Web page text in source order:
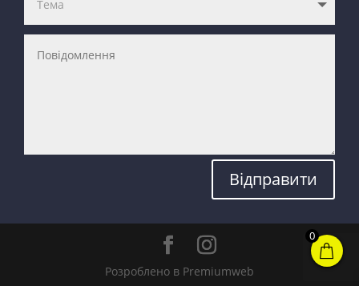
Відправити
Розроблено в Premiumweb
0